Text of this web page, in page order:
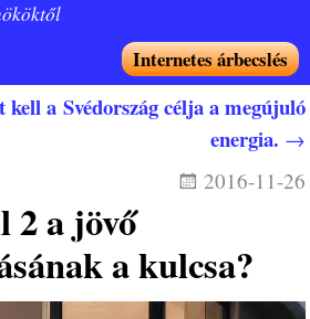
Internetes árbecslés
kell a Svédország célja a megújuló
energia. →
2016-11-26
2 a jövő
a kulcsa?